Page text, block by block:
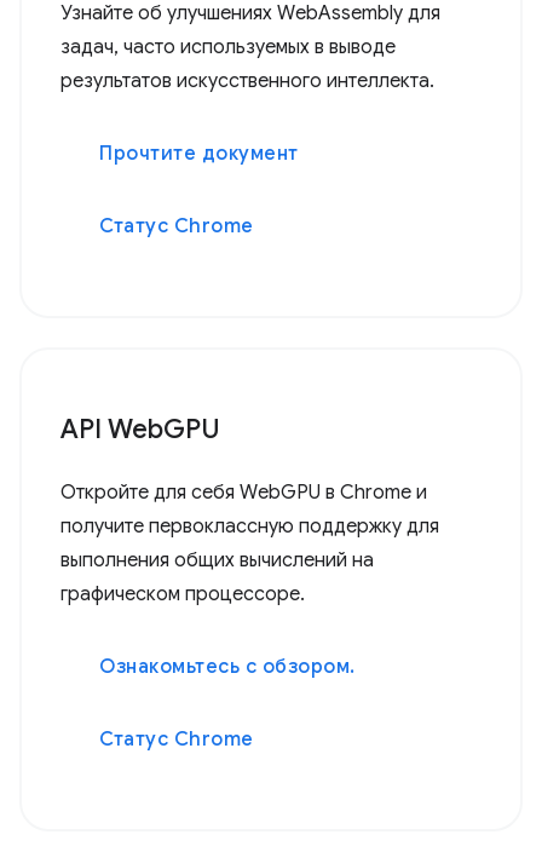
Узнайте об улучшениях WebAssembly для
задач, часто используемых в выводе
результатов искусственного интеллекта.
Прочтите документ
Статус Chrome
API WebGPU
Откройте для себя WebGPU в Chrome и
получите первоклассную поддержку для
выполнения общих вычислений на
графическом процессоре.
Ознакомьтесь с обзором.
Статус Chrome